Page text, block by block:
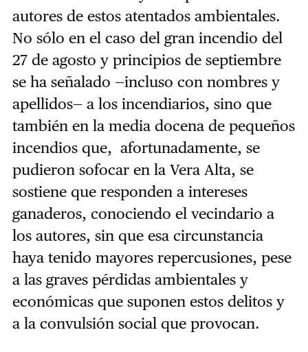
autores de estos atentados ambientales.
No sólo en el caso del gran incendio del
27 de agosto y principios de septiembre
se ha señalado —incluso con nombres y
apellidos— a los incendiarios, sino que
también en la media docena de pequeños
incendios que, afortunadamente, se
pudieron sofocar en la Vera Alta, se
sostiene que responden a intereses
ganaderos, conociendo el vecindario a
los autores, sin que esa circunstancia
haya tenido mayores repercusiones, pese
a las graves pérdidas ambientales y
económicas que suponen estos delitos y
a la convulsión social que provocan.